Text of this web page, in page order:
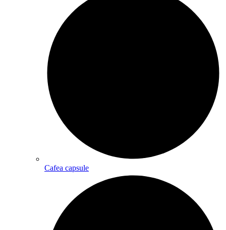
Cafea capsule